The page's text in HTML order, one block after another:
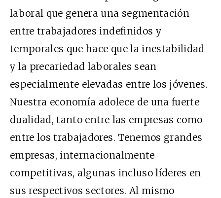
laboral que genera una segmentación
entre trabajadores indefinidos y
temporales que hace que la inestabilidad
y la precariedad laborales sean
especialmente elevadas entre los jóvenes.
Nuestra economía adolece de una fuerte
dualidad, tanto entre las empresas como
entre los trabajadores. Tenemos grandes
empresas, internacionalmente
competitivas, algunas incluso líderes en
sus respectivos sectores. Al mismo